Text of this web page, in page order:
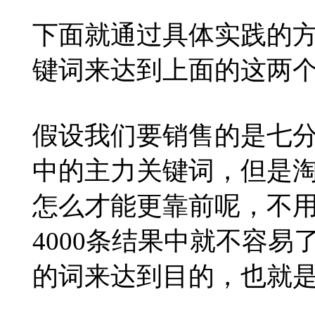
下面就通过具体实践的
键词来达到上面的这两
假设我们要销售的是七
中的主力关键词，但是
怎么才能更靠前呢，不
4000条结果中就不容易
的词来达到目的，也就